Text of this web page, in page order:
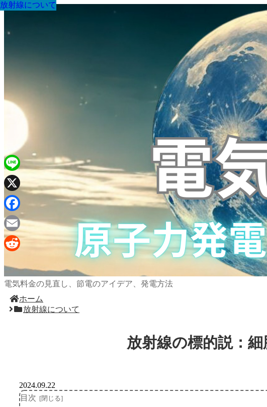
電気料金の見直し、節電のアイデア、発電方法
ホーム
放射線について
放射線の標的説：
放射線について
2024.09.22
目次
放射線について
放射線について
放射線について
放射線について
放射線について
放射線について
放射線について
放射線について
Line
X
Facebook
Email